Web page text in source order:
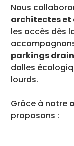
Nous
architectes et
les accès dès
parkings
dalles
lourds.
Grâce à notre
proposons :